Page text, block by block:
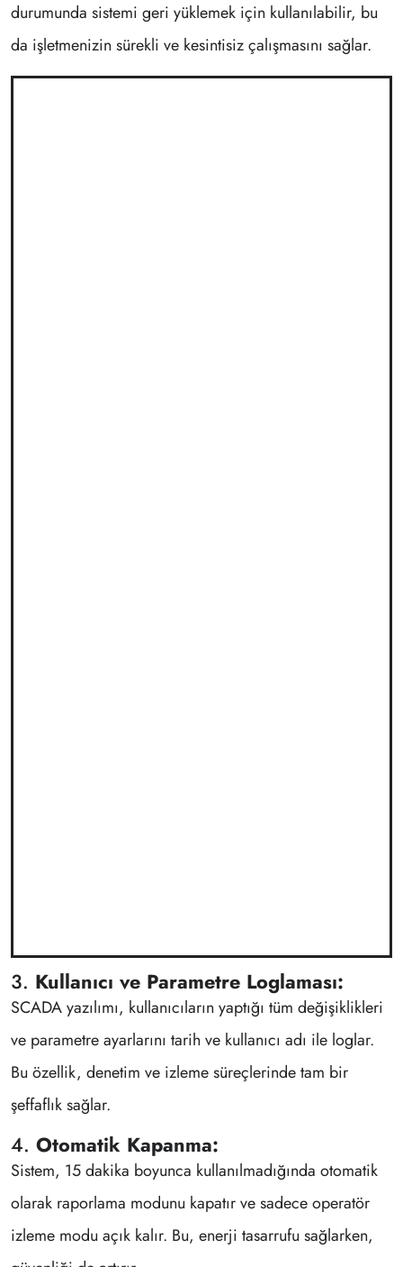
durumunda sistemi geri yüklemek için kullanılabilir, bu
da işletmenizin sürekli ve kesintisiz çalışmasını sağlar.
3. Kullanıcı ve Parametre Loglaması:
SCADA yazılımı, kullanıcıların yaptığı tüm değişiklikleri
ve parametre ayarlarını tarih ve kullanıcı adı ile loglar.
Bu özellik, denetim ve izleme süreçlerinde tam bir
şeffaflık sağlar.
4. Otomatik Kapanma:
Sistem, 15 dakika boyunca kullanılmadığında otomatik
olarak raporlama modunu kapatır ve sadece operatör
izleme modu açık kalır. Bu, enerji tasarrufu sağlarken,